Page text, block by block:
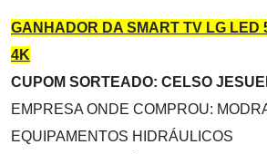
GANHADOR DA SMART TV LG LED
4K
CUPOM SORTEADO: CELSO
EMPRESA ONDE COMPROU:
EQUIPAMENTOS HIDRÁULICOS